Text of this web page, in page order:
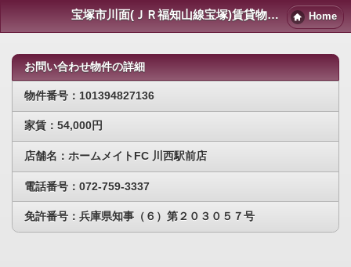
宝塚市川面(ＪＲ福知山線宝塚)賃貸物件｜宝塚賃貸マンション情報NET Home
お問い合わせ物件の詳細
物件番号：101394827136
家賃：54,000円
店舗名：ホームメイトFC 川西駅前店
電話番号：072-759-3337
免許番号：兵庫県知事（６）第２０３０５７号